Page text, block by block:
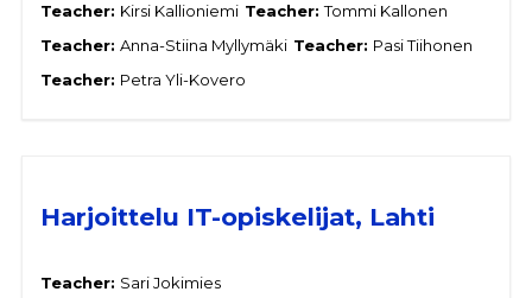
Teacher: Kirsi Kallioniemi Teacher:Tommi Kallonen
Teacher: Anna-Stiina Myllymäki Teacher: Pasi Tiihonen
Teacher: Petra Yli-Kovero
Harjoittelu IT-opiskelijat, Lahti
Teacher: Sari Jokimies